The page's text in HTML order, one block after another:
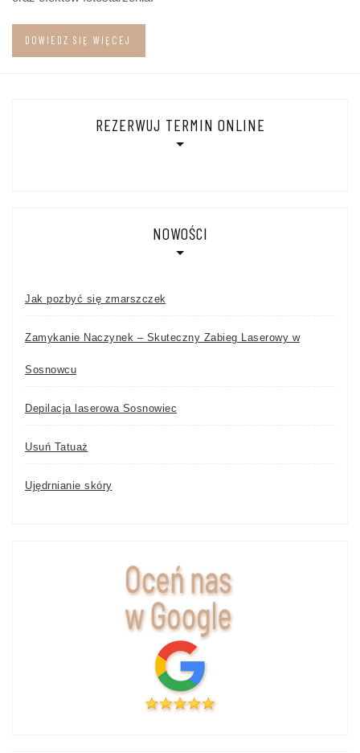
DOWIEDZ SIĘ WIĘCEJ
REZERWUJ TERMIN ONLINE
NOWOŚCI
Jak pozbyć się zmarszczek
Zamykanie Naczynek – Skuteczny Zabieg Laserowy w
Sosnowcu
Depilacja laserowa Sosnowiec
Usuń Tatuaż
Ujędrnianie skóry